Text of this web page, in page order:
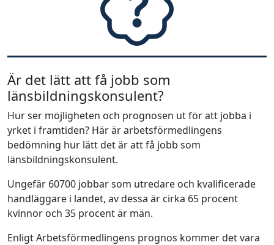
Är det lätt att få jobb som
länsbildningskonsulent?
Hur ser möjligheten och prognosen ut för att jobba i
yrket i framtiden? Här är arbetsförmedlingens
bedömning hur lätt det är att få jobb som
länsbildningskonsulent.
Ungefär 60700 jobbar som utredare och kvalificerade
handläggare i landet, av dessa är cirka 65 procent
kvinnor och 35 procent är män.
Enligt Arbetsförmedlingens prognos kommer det vara